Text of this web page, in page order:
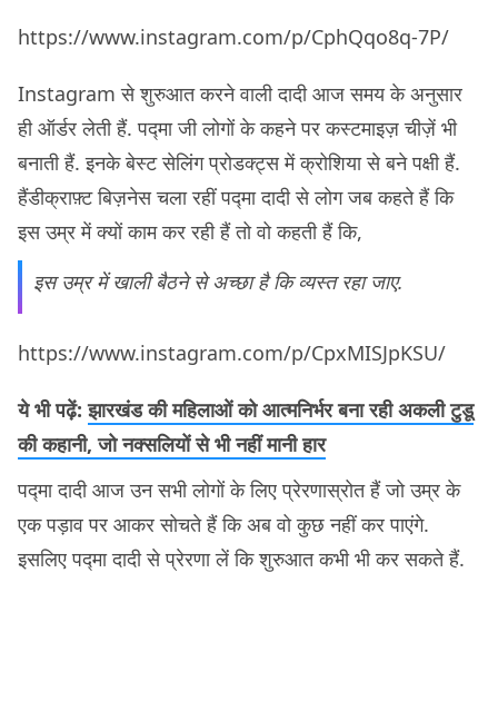
https://www.instagram.com/p/CphQqo8q-7P/
Instagram से शुरुआत करने वाली दादी आज समय के अनुसार
ही ऑर्डर लेती हैं. पद्मा जी लोगों के कहने पर कस्टमाइज़ चीज़ें भी
बनाती हैं. इनके बेस्ट सेलिंग प्रोडक्ट्स में क्रोशिया से बने पक्षी हैं.
हैंडीक्राफ़्ट बिज़नेस चला रहीं पद्मा दादी से लोग जब कहते हैं कि
इस उम्र में क्यों काम कर रही हैं तो वो कहती हैं कि,
इस उम्र में खाली बैठने से अच्छा है कि व्यस्त रहा जाए.
https://www.instagram.com/p/CpxMISJpKSU/
ये भी पढ़ें:झारखंड की महिलाओं को आत्मनिर्भर बना रही अकली टुडू
की कहानी, जो नक्सलियों से भी नहीं मानी हार
पद्मा दादी आज उन सभी लोगों के लिए प्रेरणास्रोत हैं जो उम्र के
एक पड़ाव पर आकर सोचते हैं कि अब वो कुछ नहीं कर पाएंगे.
इसलिए पद्मा दादी से प्रेरणा लें कि शुरुआत कभी भी कर सकते हैं.